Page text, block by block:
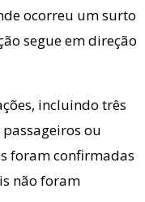
ocorreu um surto
segue em direção
incluindo três
ou
foram confirmadas
não foram